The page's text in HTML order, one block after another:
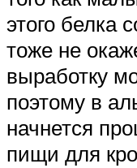
этого белка
тоже не
выработку
поэтому в
начнется
пищи для